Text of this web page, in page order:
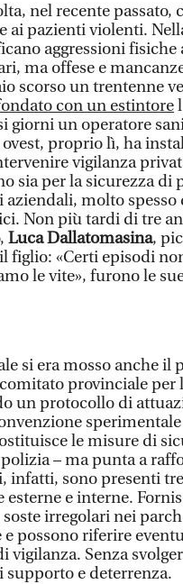
nel recente passato,
ai pazienti violenti.
aggressioni fisiche
ma offese e
scorso un trentenne
con un estintore
giorni un operatore
ovest, proprio lì, ha
vigilanza
sia per la sicurezza di
molto spesso
Non più tardi di tre
, Luca Dallatomasina,
figlio: «Certi episodi
le vite», furono le
si era mosso anche il
provinciale per
un protocollo di
le misure di
– ma punta a
infatti, sono presenti
esterne e interne.
irregolari nei
possono riferire
vigilanza. Senza
e deterrenza.